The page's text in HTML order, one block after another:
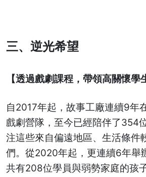
三、逆光希望
【透過戲劇課程，帶領高關懷學
自2017年起，故事工廠連續9年
戲劇營隊，至今已經陪伴了354
注這些來自偏遠地區、生活條件
們。從2020年起，更連續6年舉
共有208位學員與弱勢家庭的孩